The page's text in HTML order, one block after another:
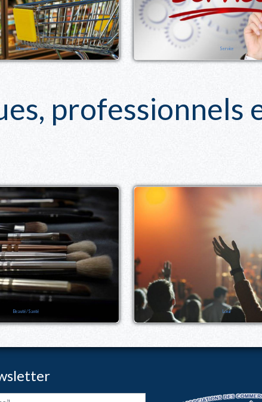
Alimentation Service
professionnels
Beauté/Santé Loisir